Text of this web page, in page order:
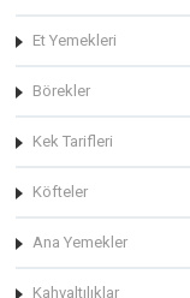
Et Yemekleri
Börekler
Kek Tarifleri
Köfteler
Ana Yemekler
Kahvaltılıklar